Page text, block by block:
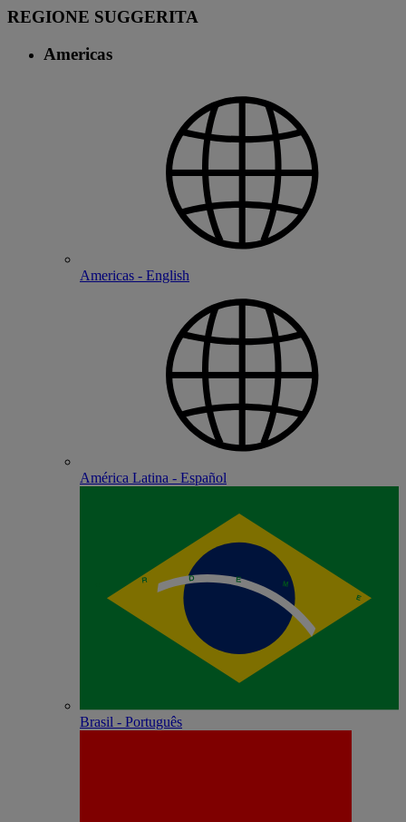
REGIONE SUGGERITA
Americas
Americas - English
América Latina - Español
Brasil - Português